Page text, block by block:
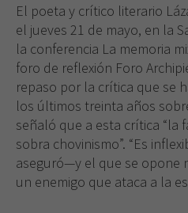
El poeta y crítico literario
el jueves 21 de mayo, en la
la conferencia La memoria
foro de reflexión Foro
repaso por la crítica que se
los últimos treinta años
señaló que a esta crítica “la
sobra chovinismo”. “Es
aseguró—y el que se opone
un enemigo que ataca a la